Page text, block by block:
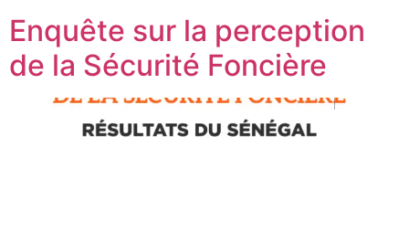
Enquête sur la perception
de la Sécurité Foncière